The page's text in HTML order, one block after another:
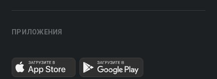
ПРИЛОЖЕНИЯ